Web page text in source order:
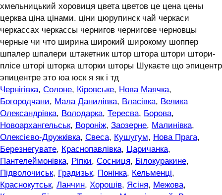
хмельницький хоровиця цвета цветов це цена цены
церква ціна цінами. ціни цюрупинск чай черкаси
черкассах черкассы чернигов чернигове черновцы
черные чи что ширина широкий широкому шоппер
шпалер шпалери штакетник штор штора штори штори-
плісе шторі шторка шторки шторы Шукаєте що эпицентр
эпицентре это юа юск я як і тд
Чернігівка, Солоне, Кіровське, Нова Маячка,
Богородчани, Мала Данилівка, Власівка, Велика
Олександрівка, Володарка, Тересва, Борова,
Новоархангельськ, Вороніж, Заозерне, Малинівка,
Олексієво-Дружківка, Свеса, Кушугум, Нова Прага,
Березнегувате, Краснопавлівка, Царичанка,
Пантелеймонівка, Ріпки, Сосниця, Білокуракине,
Підволочиськ, Градизьк, Понінка, Кельменці,
Краснокутськ, Ланчин, Хорошів, Ясіня, Межова,